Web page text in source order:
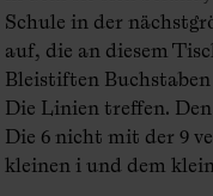
Schule in der
auf, die an diesem
Bleistiften
Die Linien treffen.
Die 6 nicht mit der 9
kleinen i und dem